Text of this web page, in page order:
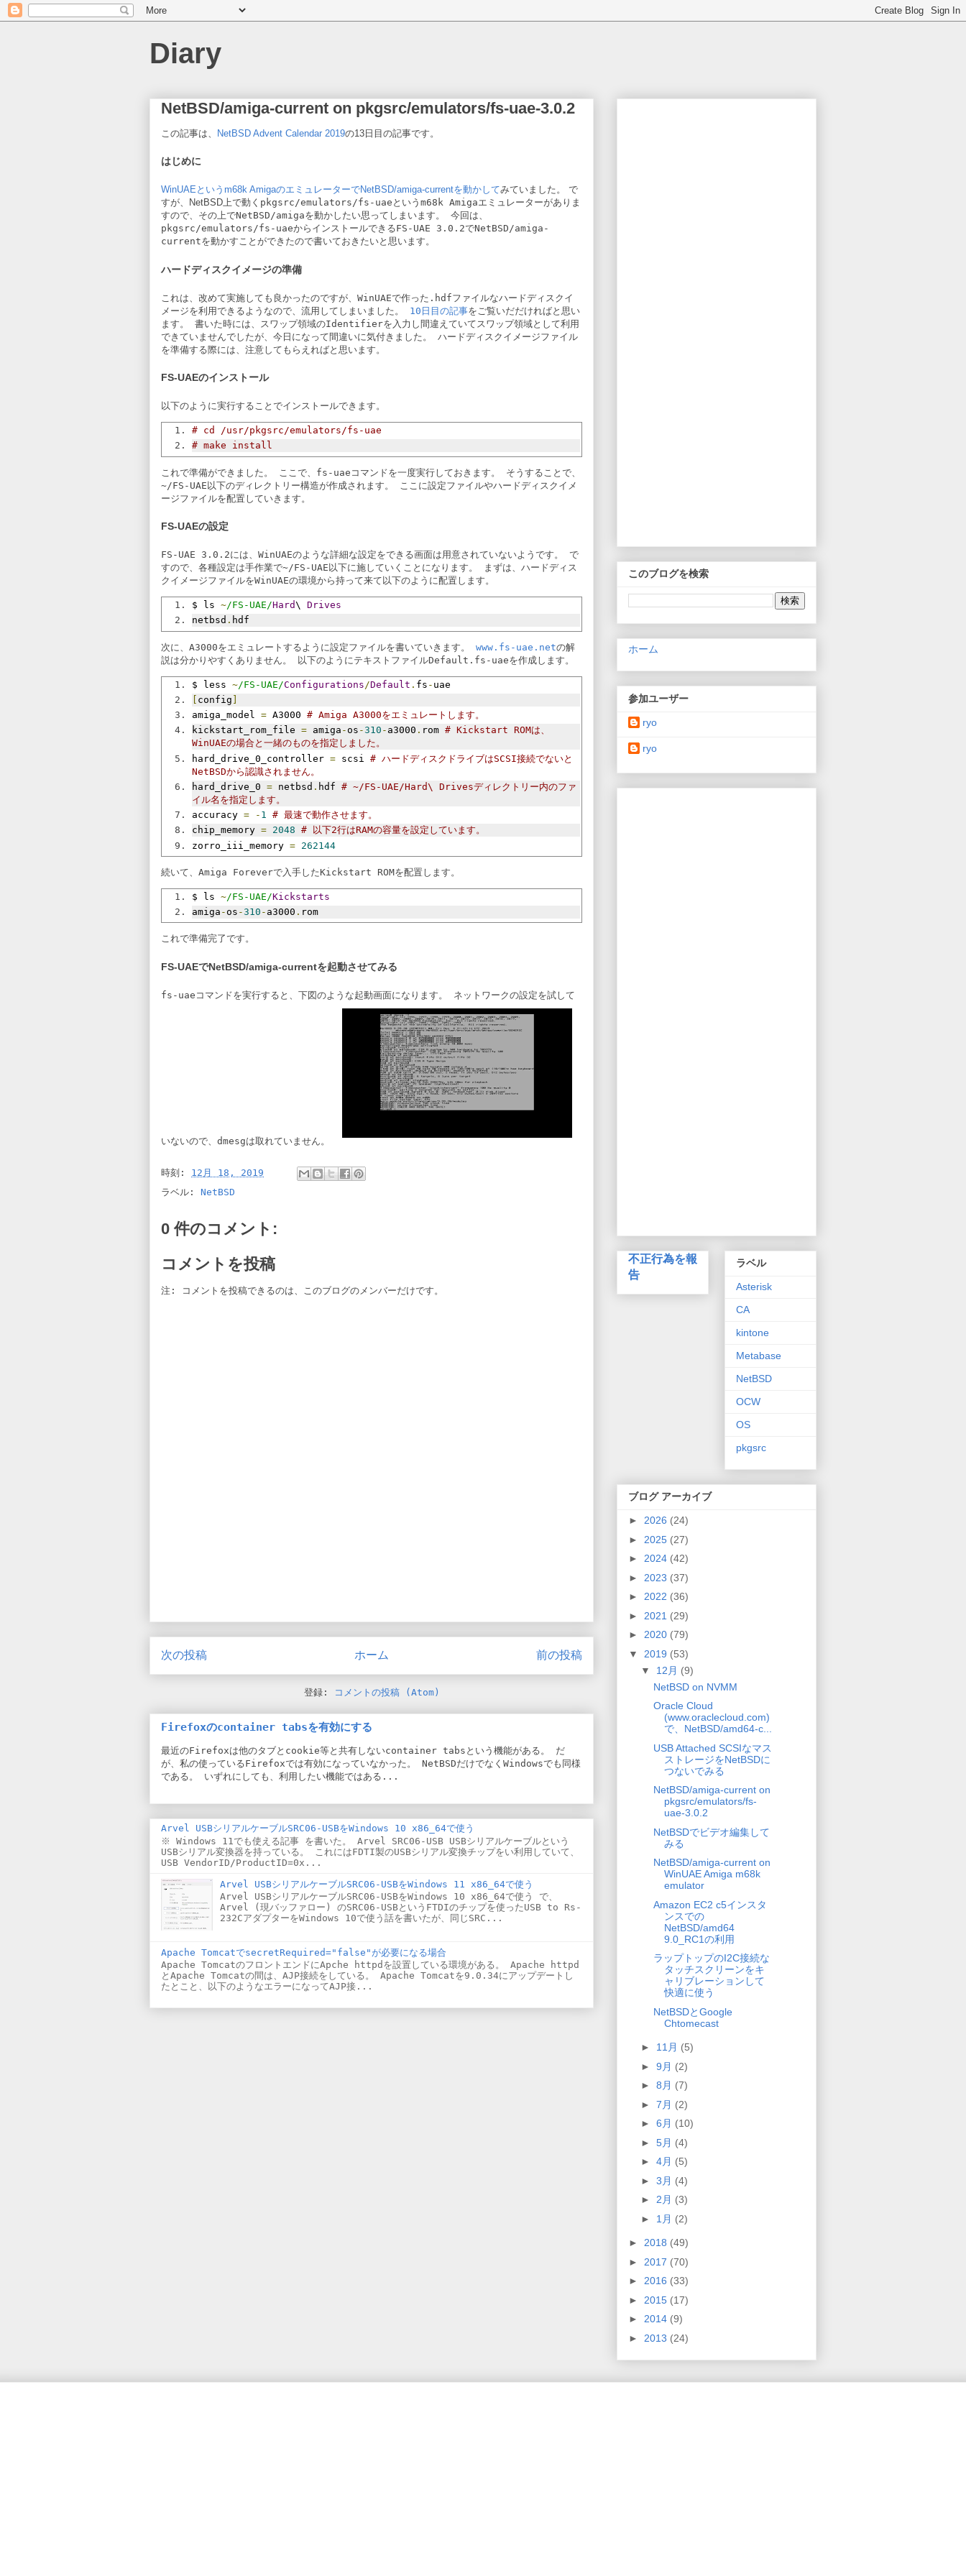
Diary
NetBSD/amiga-current on pkgsrc/emulators/fs-uae-3.0.2
この記事は、 NetBSD Advent Calendar 2019の13日目の記事です。
はじめに
WinUAEというm68k AmigaのエミュレーターでNetBSD/amiga-currentを動かしてみていました。 で
すが、NetBSD上で動く pkgsrc/emulators/fs-uae というm68k Amigaエミュレーターがありま
すので、その上でNetBSD/amigaを動かしたい思ってしまいます。 今回は、
pkgsrc/emulators/fs-uaeからインストールできるFS-UAE 3.0.2でNetBSD/amiga-
currentを動かすことができたので書いておきたいと思います。
ハードディスクイメージの準備
これは、改めて実施しても良かったのですが、WinUAEで作った .hdfファイルなハードディスクイ
メージを利用できるようなので、流用してしまいました。 10日目の記事をご覧いだだければと思い
ます。 書いた時には、スワップ領域のIdentifierを入力し間違えていてスワップ領域として利用
できていませんでしたが、今日になって間違いに気付きました。 ハードディスクイメージファイル
を準備する際には、注意してもらえればと思います。
FS-UAEのインストール
以下のように実行することでインストールできます。
# cd /usr/pkgsrc/emulators/fs-uae
# make install
これで準備ができました。 ここで、 fs-uae コマンドを一度実行しておきます。 そうすることで、
~/FS-UAE以下のディレクトリー構造が作成されます。 ここに設定ファイルやハードディスクイメ
ージファイルを配置していきます。
FS-UAEの設定
FS-UAE 3.0.2には、WinUAEのような詳細な設定をできる画面は用意されていないようです。 で
すので、各種設定は手作業で~/FS-UAE 以下に施していくことになります。 まずは、ハードディス
クイメージファイルをWinUAEの環境から持って来て以下のように配置します。
$ ls ~/FS-UAE/Hard\ Drives
netbsd . hdf
次に、A3000をエミュレートするように設定ファイルを書いていきます。 www.fs-uae.netの解
説は分かりやすくありません。 以下のようにテキストファイルDefault.fs-uaeを作成します。
$ less ~/FS-UAE/Configurations /Default . fs - uae
config
amiga_model = A3000 # Amiga A3000をエミュレートします。
kickstart_rom_file = amiga - os -310 - a3000 . rom # Kickstart ROMは、
WinUAEの場合と一緒のものを指定しました。
hard_drive_0_controller = scsi # ハードディスクドライブはSCSI接続でないと
NetBSDから認識されません。
hard_drive_0 = netbsd . hdf # ~/FS-UAE/Hard\ Drivesディレクトリー内のファ
イル名を指定します。
accuracy = - 1 # 最速で動作させます。
chip_memory = 2048 # 以下2行はRAMの容量を設定しています。
zorro_iii_memory = 262144
続いて、Amiga Foreverで入手したKickstart ROMを配置します。
$ ls ~/FS-UAE/Kickstarts
amiga - os -310 - a3000 . rom
これで準備完了です。
FS-UAEでNetBSD/amiga-currentを起動させてみる
fs-uae コマンドを実行すると、下図のような起動画面になります。 ネットワークの設定を試して
いないので、 dmesgは取れていません。
時刻: 12月 18, 2019
ラベル: NetBSD
0 件のコメント:
コメントを投稿
注: コメントを投稿できるのは、このブログのメンバーだけです。
次の投稿 前の投稿
ホーム
登録: コメントの投稿 (Atom)
Firefoxのcontainer tabsを有効にする
最近のFirefoxは他のタブとcookie等と共有しないcontainer tabsという機能がある。 だ
が、私の使っているFirefoxでは有効になっていなかった。 NetBSDだけでなくWindowsでも同様
である。 いずれにしても、利用したい機能ではある...
Arvel USBシリアルケーブルSRC06-USBをWindows 10 x86_64で使う
※ Windows 11でも使える記事 を書いた。 Arvel SRC06-USB USBシリアルケーブルという
USBシリアル変換器を持っている。 これにはFDTI製のUSBシリアル変換チップをい利用していて、
USB VendorID/ProductID=0x...
Arvel USBシリアルケーブルSRC06-USBをWindows 11 x86_64で使う
Arvel USBシリアルケーブルSRC06-USBをWindows 10 x86_64で使う で、
Arvel (現バッファロー) のSRC06-USBというFTDIのチップを使ったUSB to Rs-
232CアダプターをWindows 10で使う話を書いたが、同じSRC...
Apache TomcatでsecretRequired="false"が必要になる場合
Apache TomcatのフロントエンドにApche httpdを設置している環境がある。 Apache httpd
とApache Tomcatの間は、AJP接続をしている。 Apache Tomcatを9.0.34にアップデートし
たとこと、以下のようなエラーになってAJP接...
このブログを検索
ホーム
参加ユーザー
ryo
ryo
不正行為を報
告
ラベル
Asterisk
CA
kintone
Metabase
NetBSD
OCW
OS
pkgsrc
ブログ アーカイブ
► 2026 (24)
► 2025 (27)
► 2024 (42)
► 2023 (37)
► 2022 (36)
► 2021 (29)
► 2020 (79)
▼ 2019 (53)
▼ 12月 (9)
NetBSD on NVMM
Oracle Cloud
(www.oraclecloud.com)
で、NetBSD/amd64-c...
USB Attached SCSIなマス
ストレージをNetBSDに
つないでみる
NetBSD/amiga-current on
pkgsrc/emulators/fs-
uae-3.0.2
NetBSDでビデオ編集して
みる
NetBSD/amiga-current on
WinUAE Amiga m68k
emulator
Amazon EC2 c5インスタ
ンスでの
NetBSD/amd64
9.0_RC1の利用
ラップトップのI2C接続な
タッチスクリーンをキ
ャリブレーションして
快適に使う
NetBSDとGoogle
Chtomecast
► 11月 (5)
► 9月 (2)
► 8月 (7)
► 7月 (2)
► 6月 (10)
► 5月 (4)
► 4月 (5)
► 3月 (4)
► 2月 (3)
► 1月 (2)
► 2018 (49)
► 2017 (70)
► 2016 (33)
► 2015 (17)
► 2014 (9)
► 2013 (24)